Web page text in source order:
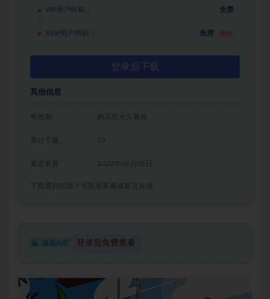
VIP用户特权： 免费
SVIP用户特权： 免费
登录后下载
其他信息
有效期 购买后永久有效
累计下载 10
2022年09月02日
下载遇到问题？可联系客服或留言反馈
隐藏内容 登录后免费查看